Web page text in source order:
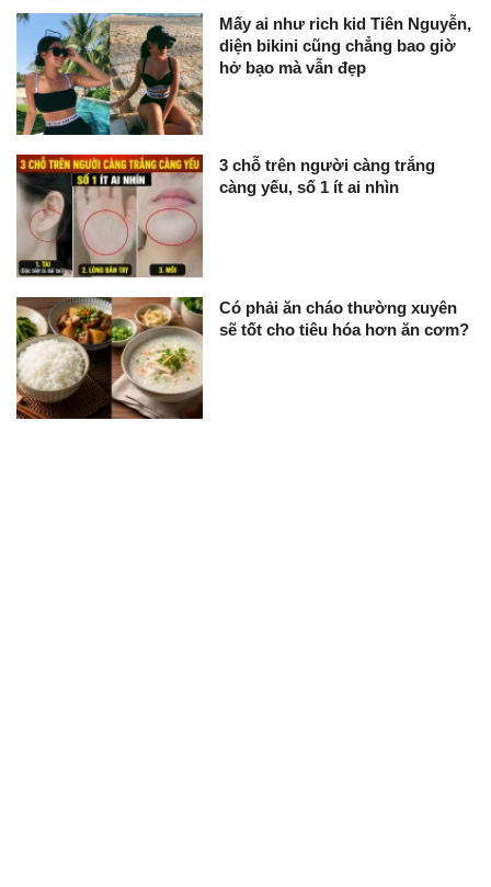
Mấy ai như rich kid Tiên Nguyễn,
diện bikini cũng chẳng bao giờ
hở bạo mà vẫn đẹp
3 chỗ trên người càng trắng
càng yếu, số 1 ít ai nhìn
Có phải ăn cháo thường xuyên
sẽ tốt cho tiêu hóa hơn ăn cơm?